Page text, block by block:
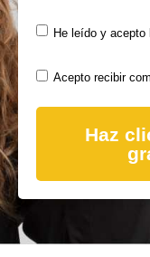
He leído y acepto
Acepto recibir
Haz